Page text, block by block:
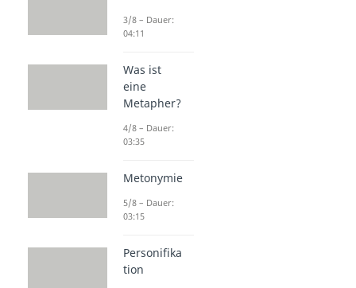
3/8 – Dauer:
04:11
Was ist
eine
Metapher?
4/8 – Dauer:
03:35
Metonymie
5/8 – Dauer:
03:15
Personifika
tion